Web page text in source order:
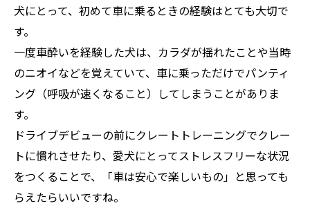
犬にとって、初めて車に乗るときの経験はとても大切で
す。
一度車酔いを経験した犬は、カラダが揺れたことや当時
のニオイなどを覚えていて、車に乗っただけでパンティ
ング（呼吸が速くなること）してしまうことがありま
す。
ドライブデビューの前にクレートトレーニングでクレー
トに慣れさせたり、愛犬にとってストレスフリーな状況
をつくることで、「車は安心で楽しいもの」と思っても
らえたらいいですね。